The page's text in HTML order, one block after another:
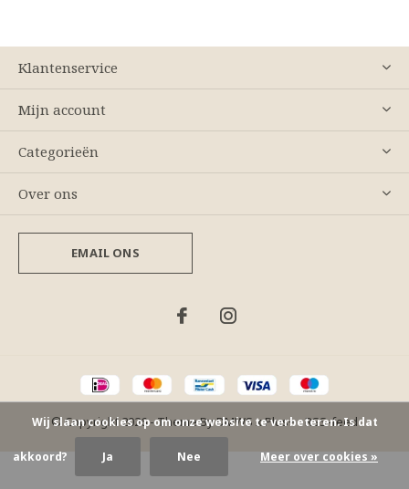
Klantenservice
Mijn account
Categorieën
Over ons
EMAIL ONS
© Copyright2026- Theme ByDMWS xPlus+-RSS-feed
Wij slaan cookies op om onze website te verbeteren. Is dat
akkoord? Ja Nee Meer over cookies »